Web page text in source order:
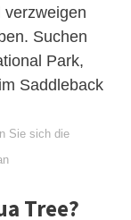
verzweigen
Suchen
Park,
Saddleback
Sie sich die
Tree?